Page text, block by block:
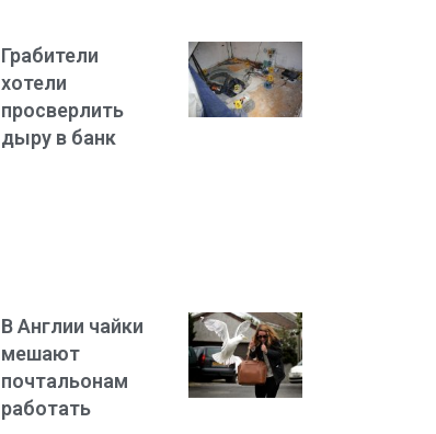
Грабители
хотели
просверлить
дыру в банк
В Англии чайки
мешают
почтальонам
работать